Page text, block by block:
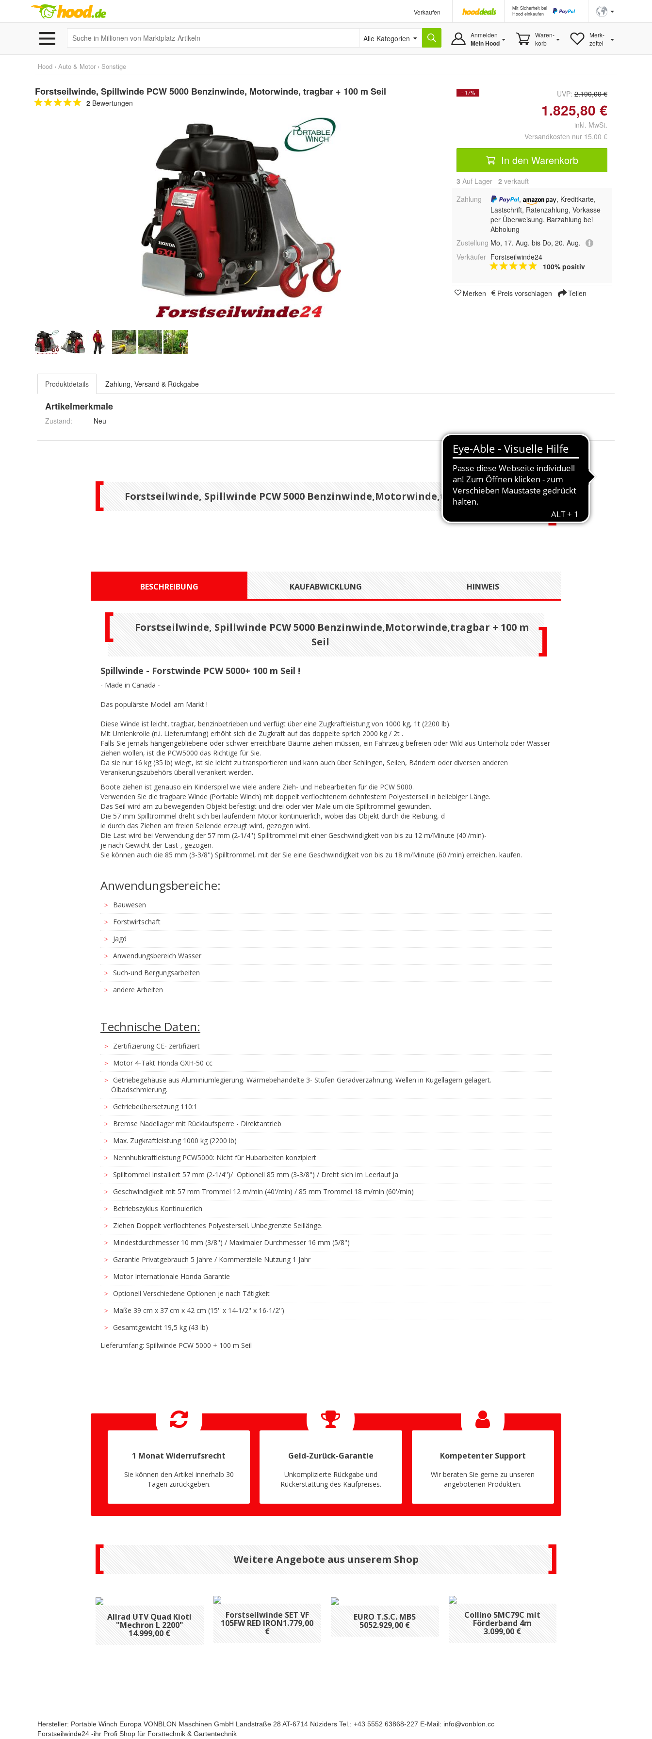
Verkaufen
Mit Sicherheit bei
Hood einkaufen
Alle Kategorien Anmelden
Mein Hood
Waren-
korb
Merk-
zettel
Hood › Auto & Motor › Sonstige
Forstseilwinde, Spillwinde PCW 5000 Benzinwinde, Motorwinde, tragbar + 100 m Seil
2 Bewertungen
- 17% UVP: 2.190,00 €
1.825,80 €
inkl. MwSt.
Versandkosten nur 15,00 €
In den Warenkorb
3 Auf Lager 2 verkauft
Zahlung
,
, Kreditkarte,
Lastschrift, Ratenzahlung, Vorkasse
per Überweisung, Barzahlung bei
Abholung
Zustellung Mo, 17. Aug. bis Do, 20. Aug.
Verkäufer Forstseilwinde24
100% positiv
Merken Preis vorschlagen Teilen
Produktdetails Zahlung, Versand & Rückgabe
Artikelmerkmale
Zustand: Neu